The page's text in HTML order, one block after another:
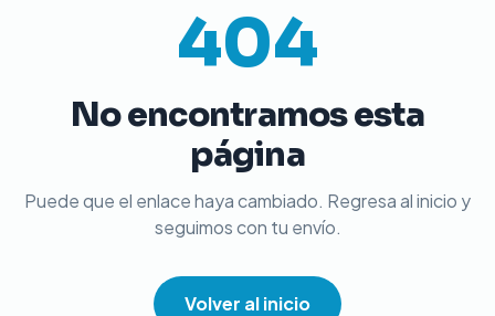
404
No encontramos esta
página
Puede que el enlace haya cambiado. Regresa al inicio y
seguimos con tu envío.
Volver al inicio